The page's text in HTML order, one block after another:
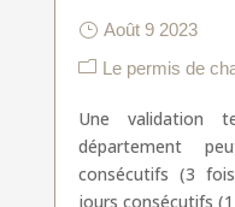
Août 9 2023
Le permis de
Une validation
département
consécutifs (3
jours consécutifs